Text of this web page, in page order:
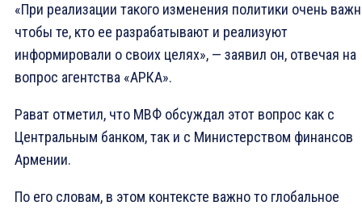
«При реализации такого изменения политики очень
чтобы те, кто ее разрабатывают и реализуют
информировали о своих целях», — заявил он, отвечая на
вопрос агентства «АРКА».
Рават отметил, что МВФ обсуждал этот вопрос как с
Центральным банком, так и с Министерством финансов
Армении.
По его словам, в этом контексте важно то глобальное